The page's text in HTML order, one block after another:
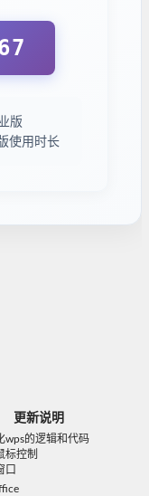
版
使用时长
更新说明
wps的逻辑和代码
标控制